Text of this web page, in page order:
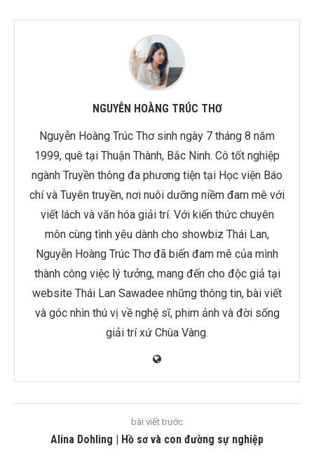
NGUYỄN HOÀNG TRÚC THƠ
Nguyễn Hoàng Trúc Thơ sinh ngày 7 tháng 8 năm
1999, quê tại Thuận Thành, Bắc Ninh. Cô tốt nghiệp
ngành Truyền thông đa phương tiện tại Học viện Báo
chí và Tuyên truyền, nơi nuôi dưỡng niềm đam mê với
viết lách và văn hóa giải trí. Với kiến thức chuyên
môn cùng tình yêu dành cho showbiz Thái Lan,
Nguyễn Hoàng Trúc Thơ đã biến đam mê của mình
thành công việc lý tưởng, mang đến cho độc giả tại
website Thái Lan Sawadee những thông tin, bài viết
và góc nhìn thú vị về nghệ sĩ, phim ảnh và đời sống
giải trí xứ Chùa Vàng.
bài viết trước
Alina Dohling | Hồ sơ và con đường sự nghiệp